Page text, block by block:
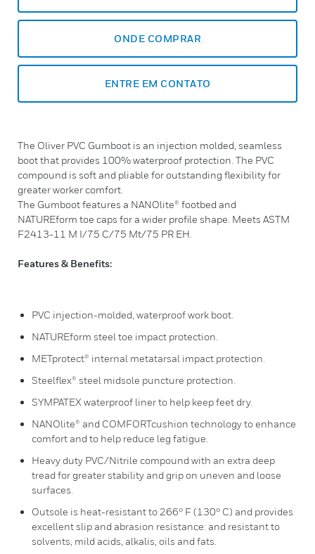
ONDE COMPRAR
ENTRE EM CONTATO
The Oliver PVC Gumboot is an injection molded, seamless
boot that provides 100% waterproof protection. The PVC
compound is soft and pliable for outstanding flexibility for
greater worker comfort.
The Gumboot features a NANOlite® footbed and
NATUREform toe caps for a wider profile shape. Meets ASTM
F2413-11 M I/75 C/75 Mt/75 PR EH.
Features & Benefits:
PVC injection-molded, waterproof work boot.
NATUREform steel toe impact protection.
METprotect® internal metatarsal impact protection.
Steelflex® steel midsole puncture protection.
SYMPATEX waterproof liner to help keep feet dry.
NANOlite® and COMFORTcushion technology to enhance
comfort and to help reduce leg fatigue.
Heavy duty PVC/Nitrile compound with an extra deep
tread for greater stability and grip on uneven and loose
surfaces.
Outsole is heat-resistant to 266° F (130° C) and provides
excellent slip and abrasion resistance: and resistant to
solvents, mild acids, alkalis, oils and fats.